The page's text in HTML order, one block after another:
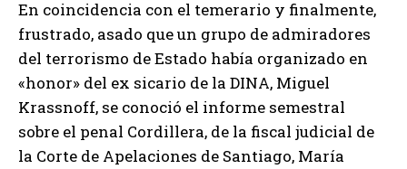
En coincidencia con el temerario y finalmente,
frustrado, asado que un grupo de admiradores
del terrorismo de Estado había organizado en
«honor» del ex sicario de la DINA, Miguel
Krassnoff, se conoció el informe semestral
sobre el penal Cordillera, de la fiscal judicial de
la Corte de Apelaciones de Santiago, María